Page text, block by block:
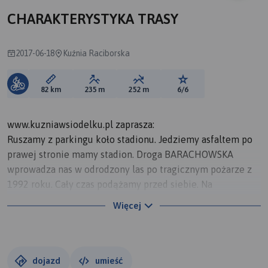
CHARAKTERYSTYKA TRASY
2017-06-18 Kuźnia Raciborska
Długość trasy:
82 km Suma przewyższeń:
235 m Suma spadków:
252 m Ocena trasy:
6/6
www.kuzniawsiodelku.pl zaprasza:
Ruszamy z parkingu koło stadionu. Jedziemy asfaltem po
prawej stronie mamy stadion. Droga BARACHOWSKA
wprowadza nas w odrodzony las po tragicznym pożarze z
1992 roku. Cały czas podążamy przed siebie. Na
zamieniamy na ubite kamienie. Patrzymy na boki zawsze
Mijamy kolejne skrzyżowania. Na krzyżówce z Od Mostka
Więcej
dojazd umieść